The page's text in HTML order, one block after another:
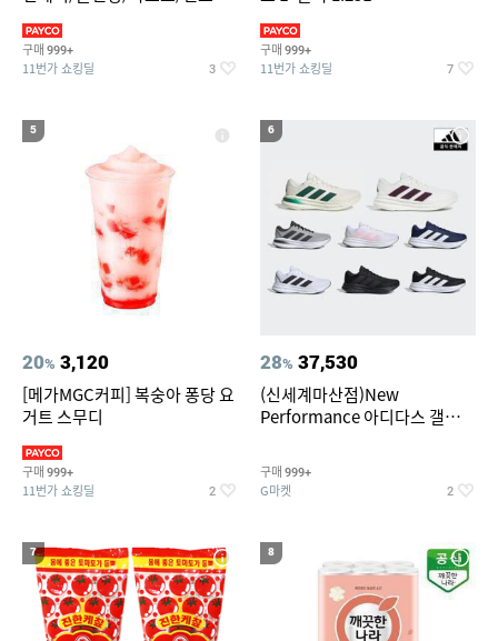
구매 999+
11번가 쇼킹딜 3
구매 999+
11번가 쇼킹딜 7
5
20% 3,120
[메가MGC커피] 복숭아 퐁당 요
거트 스무디
구매 999+
11번가 쇼킹딜 2
6
28% 37,530
(신세계마산점)New
Performance 아디다스 갤럭시
구매 999+
G마켓 2
7 8